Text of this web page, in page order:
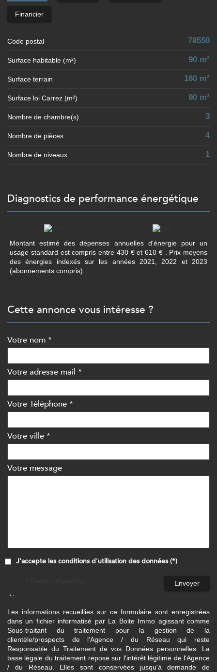
Financier
Code postal 78550
Surface habitable (m²) 90 m²
surface terrain 160 m²
Surface loi Carrez (m²) 90 m²
Nombre de chambre(s) 3
Nombre de pièces 4
Nombre de niveaux 1
diagnostics de performance énergétique
Montant estimé des dépenses annuelles d'énergie pour un
usage standard est compris entre 430 € et 610 € . Prix moyens
des énergies indexés sur les années 2021, 2022 et 2023
(abonnements compris).
cette annonce vous intéresse ?
Votre nom *
Votre adresse mail *
Votre Téléphone *
Votre ville *
Votre message
J'accepte les conditions d'utilisation des données (*)
Envoyer
* :
Les informations recueillies sur ce formulaire sont enregistrées
dans un fichier informatisé par La Boite Immo agissant comme
Sous-traitant du traitement pour la gestion de la
clientèle/prospects de l'Agence / du Réseau qui reste
Responsable du Traitement de vos Données personnelles. La
base légale du traitement repose sur l'intérêt légitime de l'Agence
/ du Réseau. Elles sont conservées jusqu'à demande de